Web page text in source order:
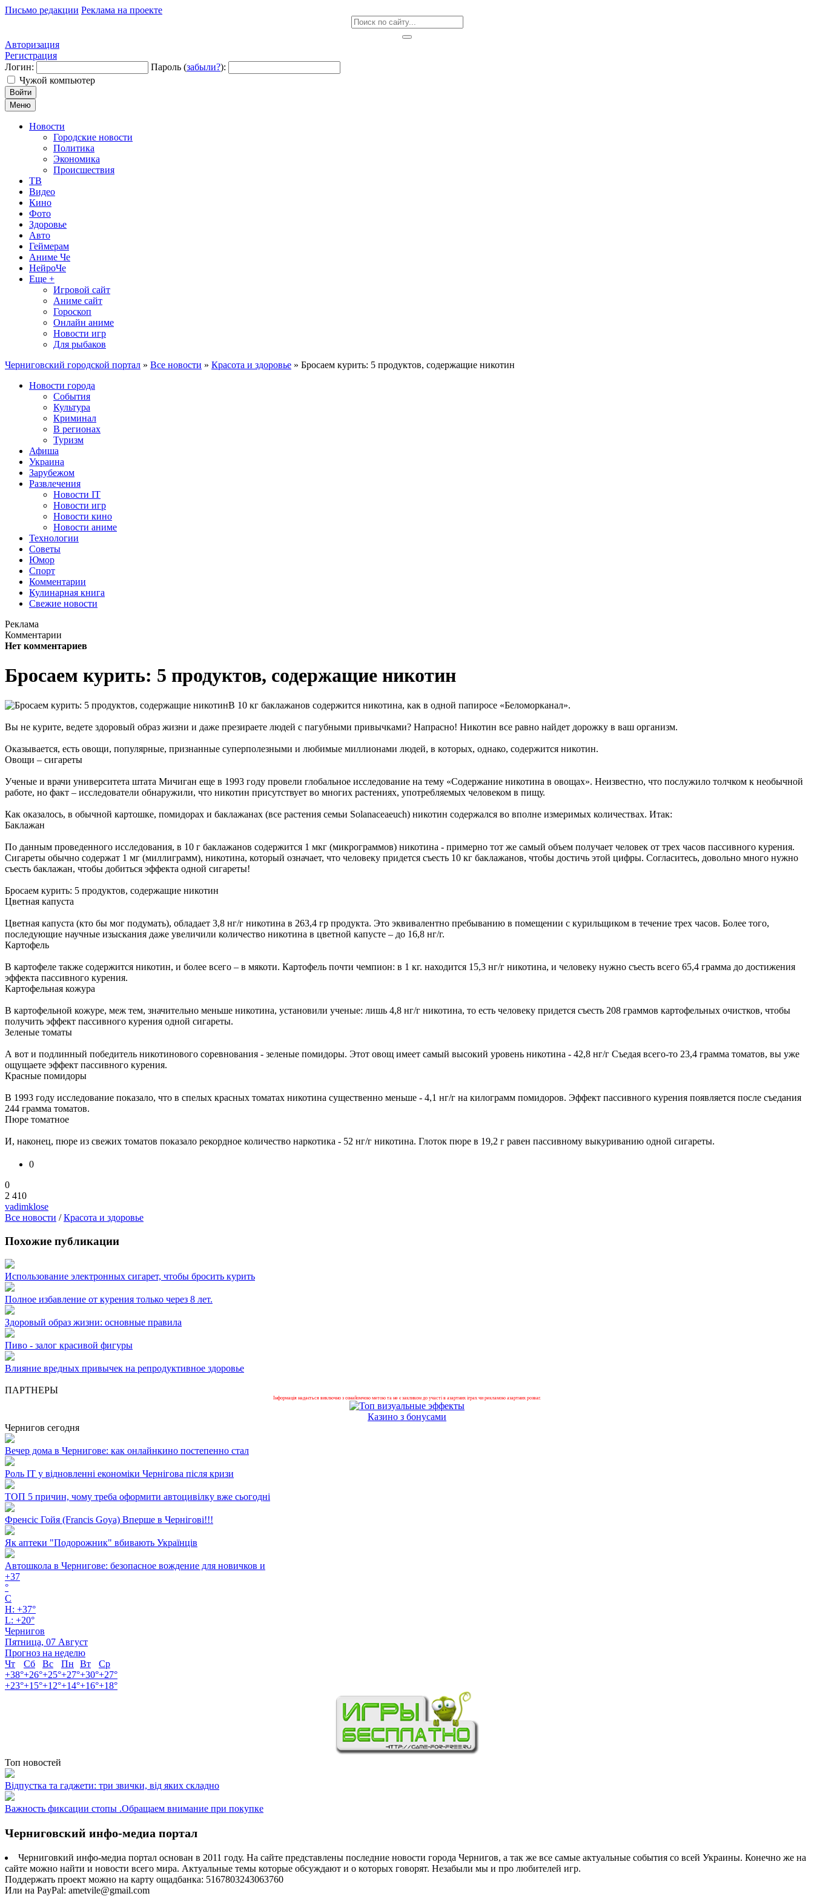
Письмо редакции Реклама на проекте
Авторизация
Регистрация
Логин:
Пароль (забыли?):
Чужой компьютер
Войти
Меню
Новости
Городские новости
Политика
Экономика
Происшествия
ТВ
Видео
Кино
Фото
Здоровье
Авто
Геймерам
Аниме Че
НейроЧе
Еще +
Игровой сайт
Аниме сайт
Гороскоп
Онлайн аниме
Новости игр
Для рыбаков
Черниговский городской портал » Все новости » Красота и здоровье » Бросаем курить: 5 продуктов, содержащие никотин
Новости города
События
Культура
Криминал
В регионах
Туризм
Афиша
Украина
Зарубежом
Развлечения
Новости IT
Новости игр
Новости кино
Новости аниме
Технологии
Советы
Юмор
Спорт
Комментарии
Кулинарная книга
Свежие новости
Реклама
Комментарии
Нет комментариев
Бросаем курить: 5 продуктов, содержащие никотин
В 10 кг баклажанов содержится никотина, как в одной папиросе «Беломорканал».
Вы не курите, ведете здоровый образ жизни и даже презираете людей с пагубными привычками? Напрасно! Никотин все равно найдет дорожку в ваш организм.
Оказывается, есть овощи, популярные, признанные суперполезными и любимые миллионами людей, в которых, однако, содержится никотин.
Овощи – сигареты
Ученые и врачи университета штата Мичиган еще в 1993 году провели глобальное исследование на тему «Содержание никотина в овощах». Неизвестно, что послужило толчком к необычной
работе, но факт – исследователи обнаружили, что никотин присутствует во многих растениях, употребляемых человеком в пищу.
Как оказалось, в обычной картошке, помидорах и баклажанах (все растения семьи Solanaceaeuch) никотин содержался во вполне измеримых количествах. Итак:
Баклажан
По данным проведенного исследования, в 10 г баклажанов содержится 1 мкг (микрограммов) никотина - примерно тот же самый объем получает человек от трех часов пассивного курения.
Сигареты обычно содержат 1 мг (миллиграмм), никотина, который означает, что человеку придется съесть 10 кг баклажанов, чтобы достичь этой цифры. Согласитесь, довольно много нужно
съесть баклажан, чтобы добиться эффекта одной сигареты!
Бросаем курить: 5 продуктов, содержащие никотин
Цветная капуста
Цветная капуста (кто бы мог подумать), обладает 3,8 нг/г никотина в 263,4 гр продукта. Это эквивалентно пребыванию в помещении с курильщиком в течение трех часов. Более того,
последующие научные изыскания даже увеличили количество никотина в цветной капусте – до 16,8 нг/г.
Картофель
В картофеле также содержится никотин, и более всего – в мякоти. Картофель почти чемпион: в 1 кг. находится 15,3 нг/г никотина, и человеку нужно съесть всего 65,4 грамма до достижения
эффекта пассивного курения.
Картофельная кожура
В картофельной кожуре, меж тем, значительно меньше никотина, установили ученые: лишь 4,8 нг/г никотина, то есть человеку придется съесть 208 граммов картофельных очистков, чтобы
получить эффект пассивного курения одной сигареты.
Зеленые томаты
А вот и подлинный победитель никотинового соревнования - зеленые помидоры. Этот овощ имеет самый высокий уровень никотина - 42,8 нг/г Съедая всего-то 23,4 грамма томатов, вы уже
ощущаете эффект пассивного курения.
Красные помидоры
В 1993 году исследование показало, что в спелых красных томатах никотина существенно меньше - 4,1 нг/г на килограмм помидоров. Эффект пассивного курения появляется после съедания
244 грамма томатов.
Пюре томатное
И, наконец, пюре из свежих томатов показало рекордное количество наркотика - 52 нг/г никотина. Глоток пюре в 19,2 г равен пассивному выкуриванию одной сигареты.
0
0
2 410
vadimklose
Все новости /Красота и здоровье
Похожие публикации
Использование электронных сигарет, чтобы бросить курить
Полное избавление от курения только через 8 лет.
Здоровый образ жизни: основные правила
Пиво - залог красивой фигуры
Влияние вредных привычек на репродуктивное здоровье
ПАРТНЕРЫ
Інформація надається виключно з ознайомчою метою та не є закликом до участі в азартних іграх чи рекламою азартних розваг.
Казино з бонусами
Чернигов сегодня
Вечер дома в Чернигове: как онлайнкино постепенно стал
Роль ІТ у відновленні економіки Чернігова після кризи
ТОП 5 причин, чому треба оформити автоцивілку вже сьогодні
Френсіс Гойя (Francis Goya) Вперше в Чернігові!!!
Як аптеки "Подорожник" вбивають Українців
Автошкола в Чернигове: безопасное вождение для новичков и
+37
°
C
H: +37°
L: +20°
Чернигов
Пятница, 07 Август
Прогноз на неделю
Чт
Сб Вс Пн Вт
Ср
+38°+26°+25°+27°+30°+27°
+23°+15°+12°+14°+16°+18°
Топ новостей
Відпустка та гаджети: три звички, від яких складно
Важность фиксации стопы .Обращаем внимание при покупке
Черниговский инфо-медиа портал
Черниговкий инфо-медиа портал основан в 2011 году. На сайте представлены последние новости города Чернигов, а так же все самые актуальные события со всей Украины. Конечно же на
сайте можно найти и новости всего мира. Актуальные темы которые обсуждают и о которых говорят. Незабыли мы и про любителей игр.
Поддержать проект можно на карту ощадбанка: 5167803243063760
Или на PayPal: ametvile@gmail.com